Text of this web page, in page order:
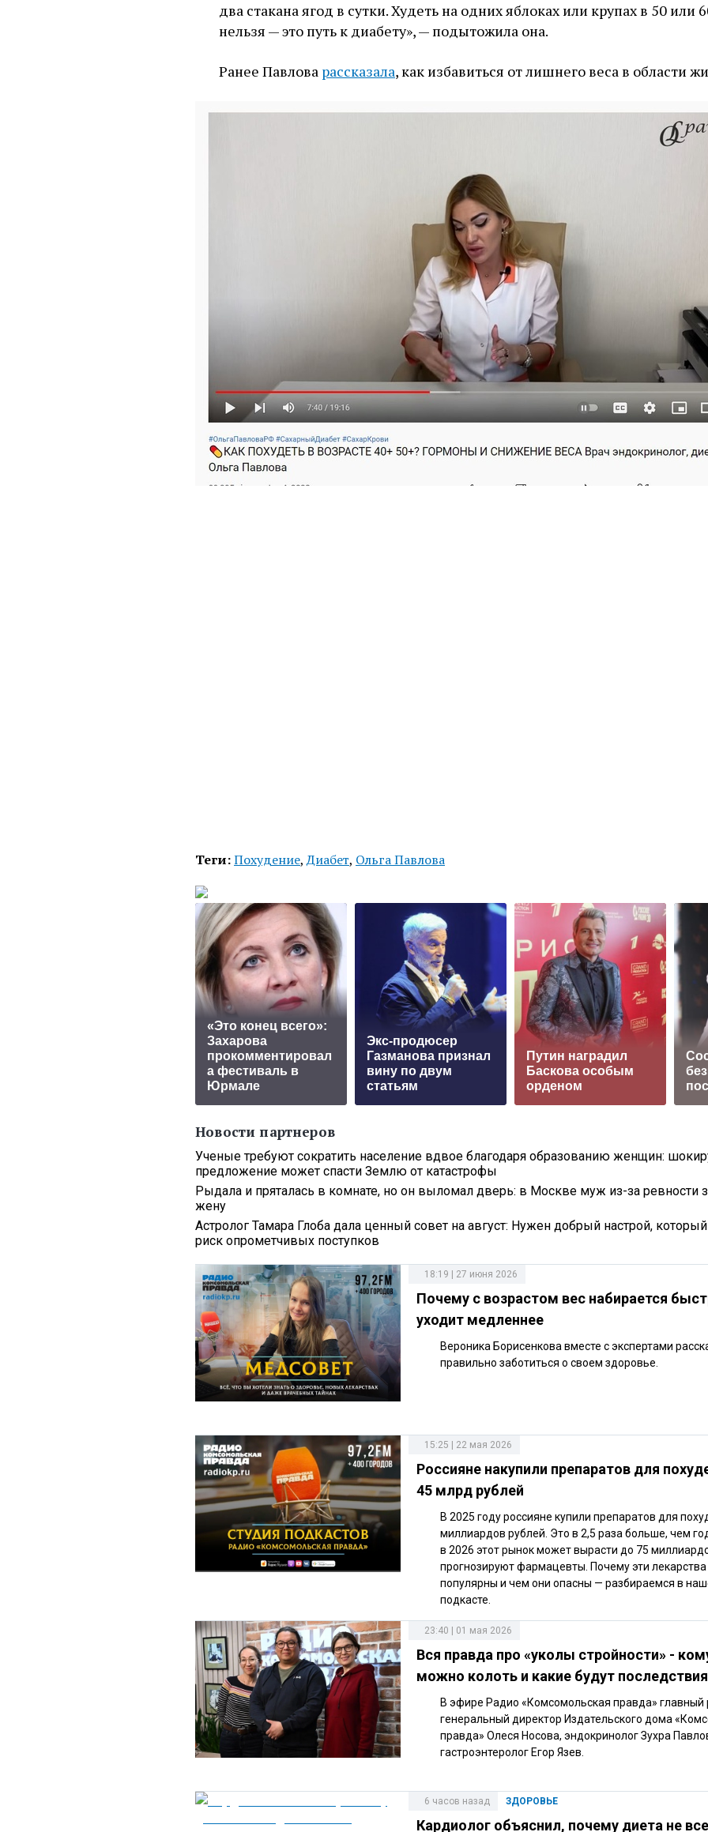
два стакана ягод в сутки. Худеть на одних яблоках или крупах в 50 или
нельзя — это путь к диабету», — подытожила она.
Ранее Павлова рассказала, как избавиться от лишнего веса в области
Теги:Похудение,Диабет, Ольга Павлова
«Это конец всего»:
Захарова
прокомментировал
а фестиваль в
Юрмале
Экс-продюсер
Газманова признал
вину по двум
статьям
Путин наградил
Баскова особым
орденом
Новости партнеров
Ученые требуют сократить население вдвое благодаря образованию женщин:
предложение может спасти Землю от катастрофы
Рыдала и пряталась в комнате, но он выломал дверь: в Москве муж из-за ревности
жену
Астролог Тамара Глоба дала ценный совет на август: Нужен добрый настрой,
риск опрометчивых поступков
18:19 | 27 июня 2026
Почему с возрастом вес набирается
уходит медленнее
Вероника Борисенкова вместе с экспертами
правильно заботиться о своем здоровье.
15:25 | 22 мая 2026
Россияне накупили препаратов для
45 млрд рублей
В 2025 году россияне купили препаратов для
миллиардов рублей. Это в 2,5 раза больше, чем
в 2026 этот рынок может вырасти до 75
прогнозируют фармацевты. Почему эти лекарства
популярны и чем они опасны — разбираемся в
подкасте.
23:40 | 01 мая 2026
Вся правда про «уколы стройности» -
можно колоть и какие будут последствия
В эфире Радио «Комсомольская правда» главный
генеральный директор Издательского дома
правда» Олеся Носова, эндокринолог Зухра
гастроэнтеролог Егор Язев.
ЗДОРОВЬЕ
6 часов назад
Кардиолог объяснил, почему диета не